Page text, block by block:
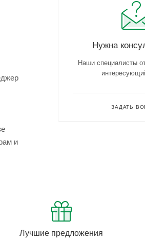
и
Лучшие предложения
Нужна
Наши специалисты
ЗАДАТЬ